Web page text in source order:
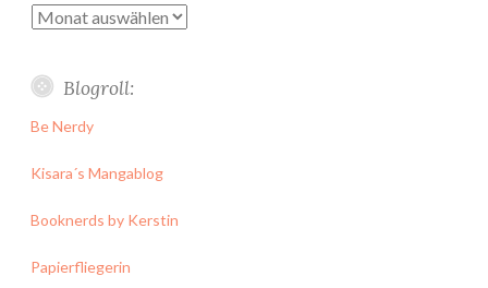
Archiv
Blogroll:
Be Nerdy
Kisara´s Mangablog
Booknerds by Kerstin
Papierfliegerin